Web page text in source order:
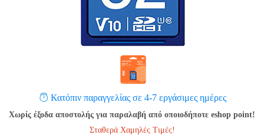
Κατόπιν παραγγελίας σε 4-7 εργάσιμες ημέρες
Χωρίς έξοδα αποστολής για παραλαβή από οποιοδήποτε eshop point!
Σταθερά Χαμηλές Τιμές!